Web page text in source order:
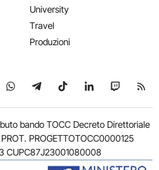
University
Travel
Produzioni
su YouTube
Seguici su WhatsApp
Seguici su Telegram
Seguici su TikTok
Seguici su
Seguici
bando TOCC Decreto Direttoriale
PROGETTOTOCC0000125
CUPC87J23001080008